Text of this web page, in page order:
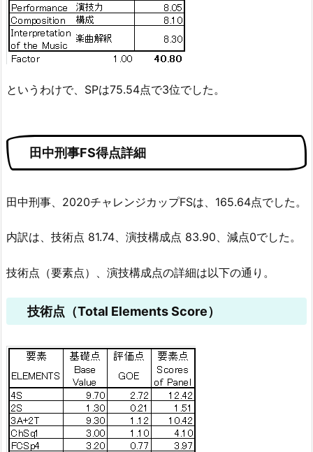
というわけで、SPは75.54点で3位でした。
田中刑事FS得点詳細
田中刑事、2020チャレンジカップFSは、165.64点でした。
内訳は、技術点 81.74、演技構成点 83.90、減点0でした。
技術点（要素点）、演技構成点の詳細は以下の通り。
技術点（Total Elements Score）